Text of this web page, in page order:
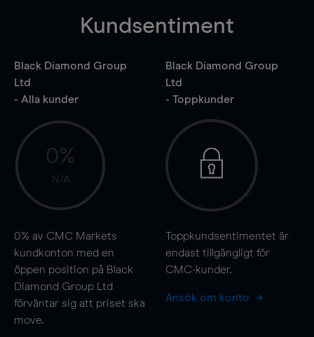
Kundsentiment
Black Diamond Group
Ltd
- Alla kunder
0%
N/A
0% av CMC Markets
kundkonton med en
öppen position på Black
Diamond Group Ltd
förväntar sig att priset ska
move.
Black Diamond Group
Ltd
- Toppkunder
Toppkundsentimentet är
endast tillgängligt för
CMC-kunder.
Ansök om konto